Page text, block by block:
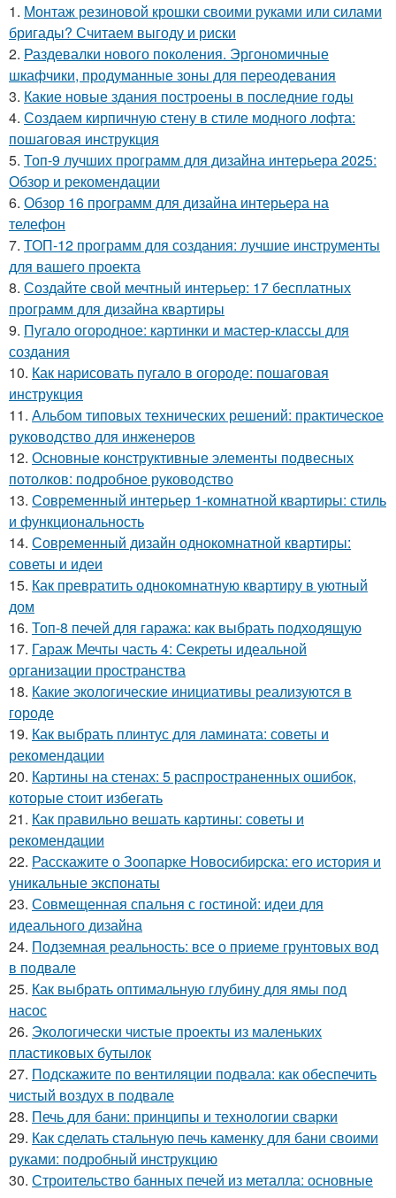
1. Монтаж резиновой крошки своими руками или силами
бригады? Считаем выгоду и риски
2. Раздевалки нового поколения. Эргономичные
шкафчики, продуманные зоны для переодевания
3. Какие новые здания построены в последние годы
4. Создаем кирпичную стену в стиле модного лофта:
пошаговая инструкция
5. Топ-9 лучших программ для дизайна интерьера 2025:
Обзор и рекомендации
6. Обзор 16 программ для дизайна интерьера на
телефон
7. ТОП-12 программ для создания: лучшие инструменты
для вашего проекта
8. Создайте свой мечтный интерьер: 17 бесплатных
программ для дизайна квартиры
9. Пугало огородное: картинки и мастер-классы для
создания
10. Как нарисовать пугало в огороде: пошаговая
инструкция
11. Альбом типовых технических решений: практическое
руководство для инженеров
12. Основные конструктивные элементы подвесных
потолков: подробное руководство
13. Современный интерьер 1-комнатной квартиры: стиль
и функциональность
14. Современный дизайн однокомнатной квартиры:
советы и идеи
15. Как превратить однокомнатную квартиру в уютный
дом
16. Топ-8 печей для гаража: как выбрать подходящую
17. Гараж Мечты часть 4: Секреты идеальной
организации пространства
18. Какие экологические инициативы реализуются в
городе
19. Как выбрать плинтус для ламината: советы и
рекомендации
20. Картины на стенах: 5 распространенных ошибок,
которые стоит избегать
21. Как правильно вешать картины: советы и
рекомендации
22. Расскажите о Зоопарке Новосибирска: его история и
уникальные экспонаты
23. Совмещенная спальня с гостиной: идеи для
идеального дизайна
24. Подземная реальность: все о приеме грунтовых вод
в подвале
25. Как выбрать оптимальную глубину для ямы под
насос
26. Экологически чистые проекты из маленьких
пластиковых бутылок
27. Подскажите по вентиляции подвала: как обеспечить
чистый воздух в подвале
28. Печь для бани: принципы и технологии сварки
29. Как сделать стальную печь каменку для бани своими
руками: подробный инструкцию
30. Строительство банных печей из металла: основные